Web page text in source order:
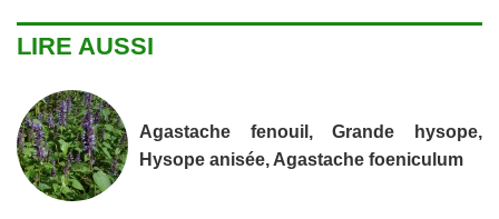
LIRE AUSSI
Agastache fenouil, Grande hysope,
Hysope anisée, Agastache foeniculum